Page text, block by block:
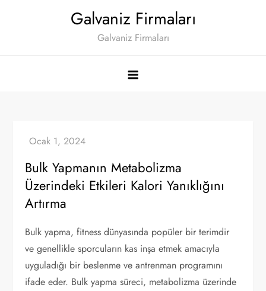
Galvaniz Firmaları
Galvaniz Firmaları
Bulk Yapmanın Metabolizma
Üzerindeki Etkileri Kalori Yanıklığını
Artırma
Bulk yapma, fitness dünyasında popüler bir terimdir
ve genellikle sporcuların kas inşa etmek amacıyla
uyguladığı bir beslenme ve antrenman programını
ifade eder. Bulk yapma süreci, metabolizma üzerinde